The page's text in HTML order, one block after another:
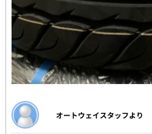
オートウェイスタッフより